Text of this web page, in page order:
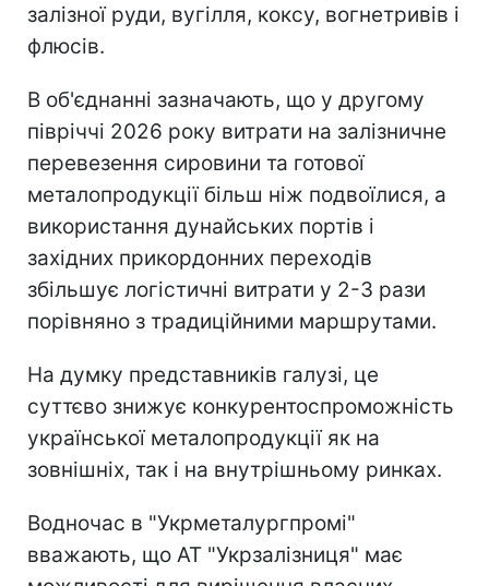
залізної руди, вугілля, коксу, вогнетривів і
флюсів.
В об'єднанні зазначають, що у другому
півріччі 2026 року витрати на залізничне
перевезення сировини та готової
металопродукції більш ніж подвоїлися, а
використання дунайських портів і
західних прикордонних переходів
збільшує логістичні витрати у 2-3 рази
порівняно з традиційними маршрутами.
На думку представників галузі, це
суттєво знижує конкурентоспроможність
української металопродукції як на
зовнішніх, так і на внутрішньому ринках.
Водночас в "Укрметалургпромі"
вважають, що АТ "Укрзалізниця" має